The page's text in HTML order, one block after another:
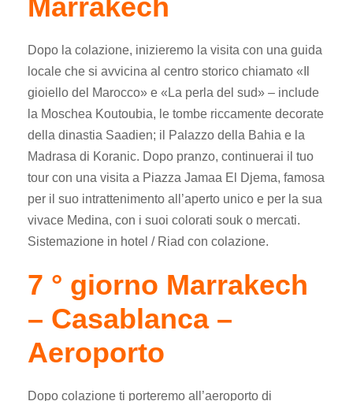
Dopo la colazione, inizieremo la visita con una guida
locale che si avvicina al centro storico chiamato «Il
gioiello del Marocco» e «La perla del sud» – include
la Moschea Koutoubia, le tombe riccamente decorate
della dinastia Saadien; il Palazzo della Bahia e la
Madrasa di Koranic. Dopo pranzo, continuerai il tuo
tour con una visita a Piazza Jamaa El Djema, famosa
per il suo intrattenimento all’aperto unico e per la sua
vivace Medina, con i suoi colorati souk o mercati.
Sistemazione in hotel / Riad con colazione.
7 ° giorno Marrakech
– Casablanca –
Aeroporto
Dopo colazione ti porteremo all’aeroporto di